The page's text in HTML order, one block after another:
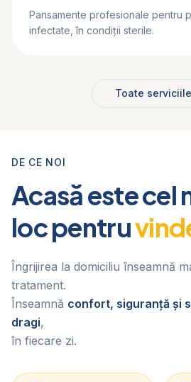
Pansamente profesionale pentru
infectate, în condiții sterile.
Toate serviciile
DE CE NOI
Acasă este cel
loc pentru
Îngrijirea la domiciliu înseamnă
tratament.
Înseamnă confort, siguranță și
dragi,
în fiecare zi.